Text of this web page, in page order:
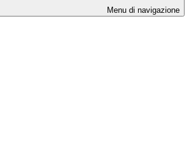
Menu di navigazione